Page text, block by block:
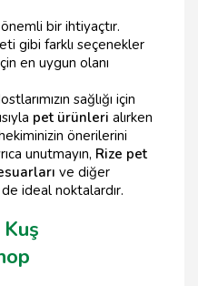
bir ihtiyaçtır.
gibi farklı seçenekler
en uygun olanı
sağlığı için
pet ürünleri alırken
önerilerini
unutmayın, Rize pet
ve diğer
de ideal noktalardır.